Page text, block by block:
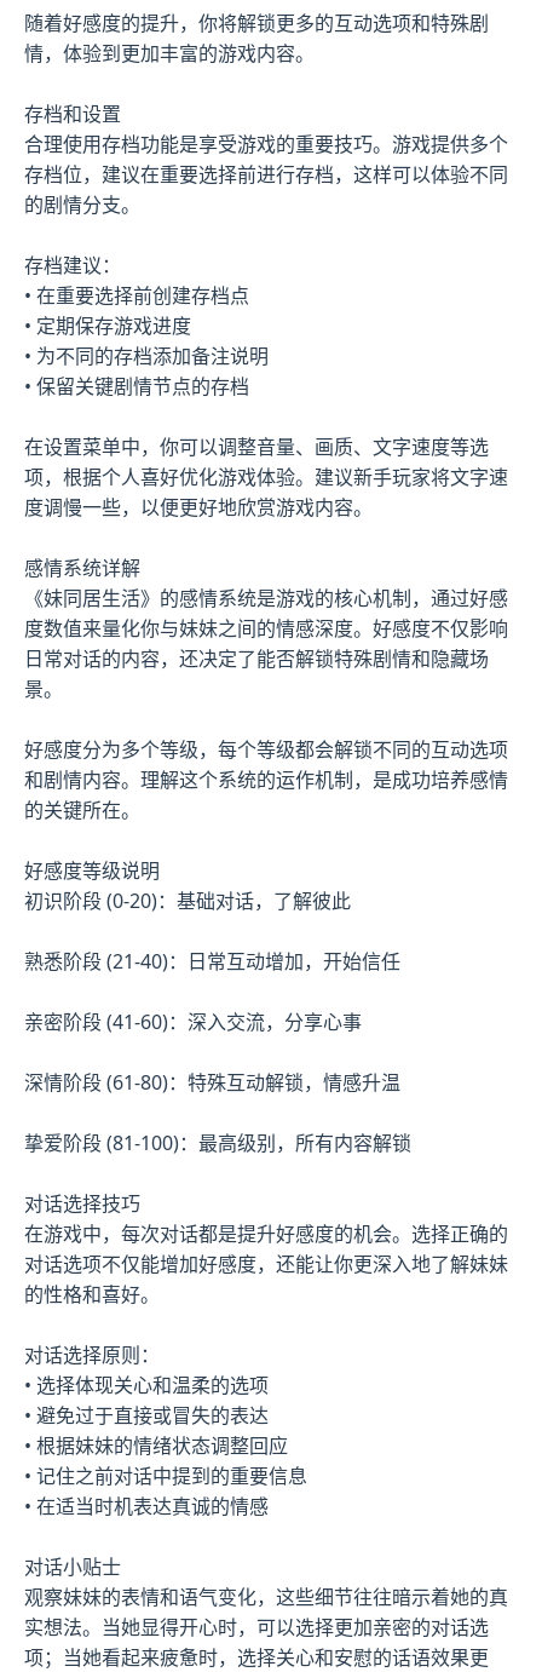
随着好感度的提升，你将解锁更多的互动选项和特殊剧
情，体验到更加丰富的游戏内容。
存档和设置
合理使用存档功能是享受游戏的重要技巧。游戏提供多个
存档位，建议在重要选择前进行存档，这样可以体验不同
的剧情分支。
存档建议：
• 在重要选择前创建存档点
• 定期保存游戏进度
• 为不同的存档添加备注说明
• 保留关键剧情节点的存档
在设置菜单中，你可以调整音量、画质、文字速度等选
项，根据个人喜好优化游戏体验。建议新手玩家将文字速
度调慢一些，以便更好地欣赏游戏内容。
感情系统详解
《妹同居生活》的感情系统是游戏的核心机制，通过好感
度数值来量化你与妹妹之间的情感深度。好感度不仅影响
日常对话的内容，还决定了能否解锁特殊剧情和隐藏场
景。
好感度分为多个等级，每个等级都会解锁不同的互动选项
和剧情内容。理解这个系统的运作机制，是成功培养感情
的关键所在。
好感度等级说明
初识阶段 (0-20)：基础对话，了解彼此
熟悉阶段 (21-40)：日常互动增加，开始信任
亲密阶段 (41-60)：深入交流，分享心事
深情阶段 (61-80)：特殊互动解锁，情感升温
挚爱阶段 (81-100)：最高级别，所有内容解锁
对话选择技巧
在游戏中，每次对话都是提升好感度的机会。选择正确的
对话选项不仅能增加好感度，还能让你更深入地了解妹妹
的性格和喜好。
对话选择原则：
• 选择体现关心和温柔的选项
• 避免过于直接或冒失的表达
• 根据妹妹的情绪状态调整回应
• 记住之前对话中提到的重要信息
• 在适当时机表达真诚的情感
对话小贴士
观察妹妹的表情和语气变化，这些细节往往暗示着她的真
实想法。当她显得开心时，可以选择更加亲密的对话选
项；当她看起来疲惫时，选择关心和安慰的话语效果更